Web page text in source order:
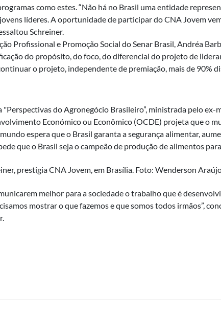
como estes. “Não há no Brasil uma entidade
líderes. A oportunidade de participar do CNA Jovem
Schreiner.
Profissional e Promoção Social do Senar Brasil, Andréa
do propósito, do foco, do diferencial do projeto de
o projeto, independente de premiação, mais de 90%
do Agronegócio Brasileiro”, ministrada pelo
Económico ou Econômico (OCDE) projeta que o
espera que o Brasil garanta a segurança alimentar,
que o Brasil seja o campeão de produção de alimentos
melhor para a sociedade o trabalho que é
mostrar o que fazemos e que somos todos irmãos”,